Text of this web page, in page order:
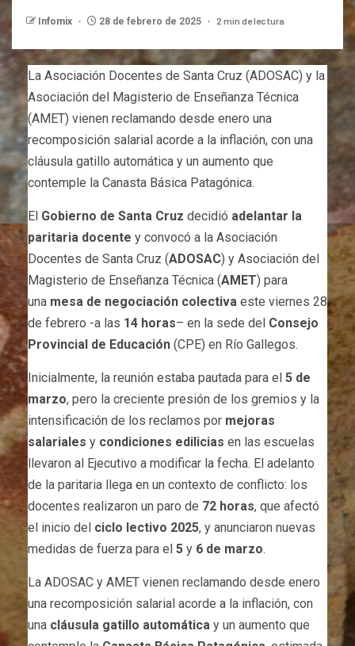
Infomix 28 de febrero de 2025 2 min de lectura
La Asociación Docentes de Santa Cruz (ADOSAC) y la
Asociación del Magisterio de Enseñanza Técnica
(AMET) vienen reclamando desde enero una
recomposición salarial acorde a la inflación, con una
cláusula gatillo automática y un aumento que
contemple la Canasta Básica Patagónica.
El Gobierno de Santa Cruz decidió adelantar la
paritaria docente y convocó a la Asociación
Docentes de Santa Cruz (ADOSAC) y Asociación del
Magisterio de Enseñanza Técnica (AMET) para
una mesa de negociación colectiva este viernes 28
de febrero -a las 14 horas– en la sede del Consejo
Provincial de Educación (CPE) en Río Gallegos.
Inicialmente, la reunión estaba pautada para el 5 de
marzo, pero la creciente presión de los gremios y la
intensificación de los reclamos por mejoras
salariales y condiciones edilicias en las escuelas
llevaron al Ejecutivo a modificar la fecha. El adelanto
de la paritaria llega en un contexto de conflicto: los
docentes realizaron un paro de 72 horas, que afectó
el inicio del ciclo lectivo 2025, y anunciaron nuevas
medidas de fuerza para el 5 y 6 de marzo.
La ADOSAC y AMET vienen reclamando desde enero
una recomposición salarial acorde a la inflación, con
una cláusula gatillo automática y un aumento que